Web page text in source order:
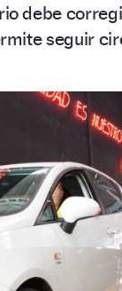
debe
seguir